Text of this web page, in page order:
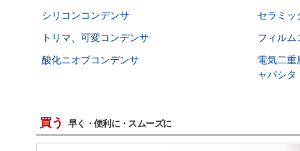
シリコンコンデンサ セラミッ
トリマ、可変コンデンサ
フィルム
酸化ニオブコンデンサ
電気二重
ャパシタ
買う 早く・便利に・スムーズに